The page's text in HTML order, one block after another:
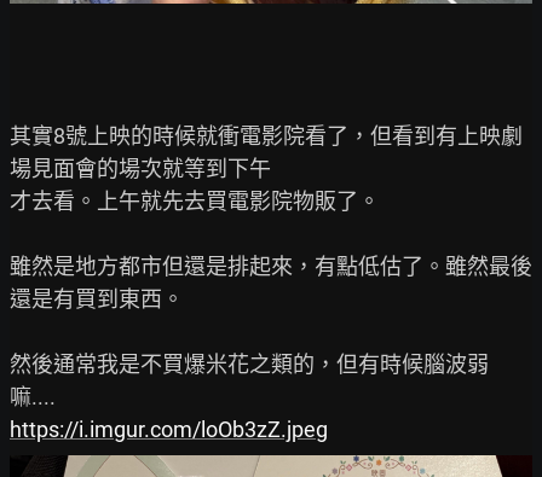
其實8號上映的時候就衝電影院看了，但看到有上映劇
場見面會的場次就等到下午
才去看。上午就先去買電影院物販了。
雖然是地方都市但還是排起來，有點低估了。雖然最後
還是有買到東西。
然後通常我是不買爆米花之類的，但有時候腦波弱
https://i.imgur.com/loOb3zZ.jpeg